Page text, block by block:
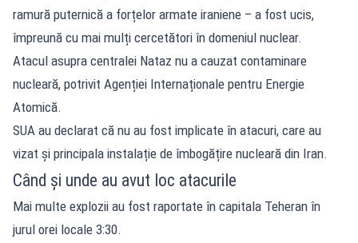
ramură puternică a forțelor armate iraniene – a fost ucis,
împreună cu mai mulți cercetători în domeniul nuclear.
Atacul asupra centralei Nataz nu a cauzat contaminare
nucleară, potrivit Agenției Internaționale pentru Energie
Atomică.
SUA au declarat că nu au fost implicate în atacuri, care au
vizat și principala instalație de îmbogățire nucleară din Iran.
Când și unde au avut loc atacurile
Mai multe explozii au fost raportate în capitala Teheran în
jurul orei locale 3:30.